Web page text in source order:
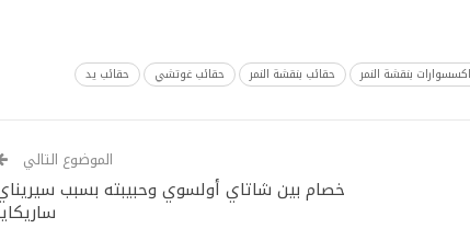
اكسسوارات بنقشة النمر حقائب بنقشة النمر حقائب غوتشي حقائب يد
الموضوع التالي
خصام بين شاتاي أولسوي وحبيبته بسبب